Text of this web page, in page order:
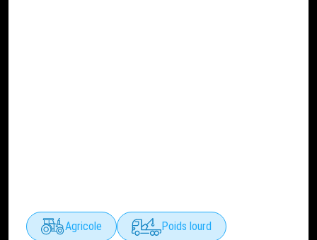
Agricole Poids lourd